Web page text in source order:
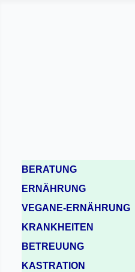
BERATUNG
ERNÄHRUNG
VEGANE-ERNÄHRUNG
KRANKHEITEN
BETREUUNG
KASTRATION